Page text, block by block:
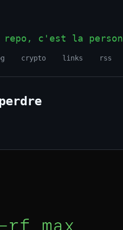
c'est la
crypto links rss